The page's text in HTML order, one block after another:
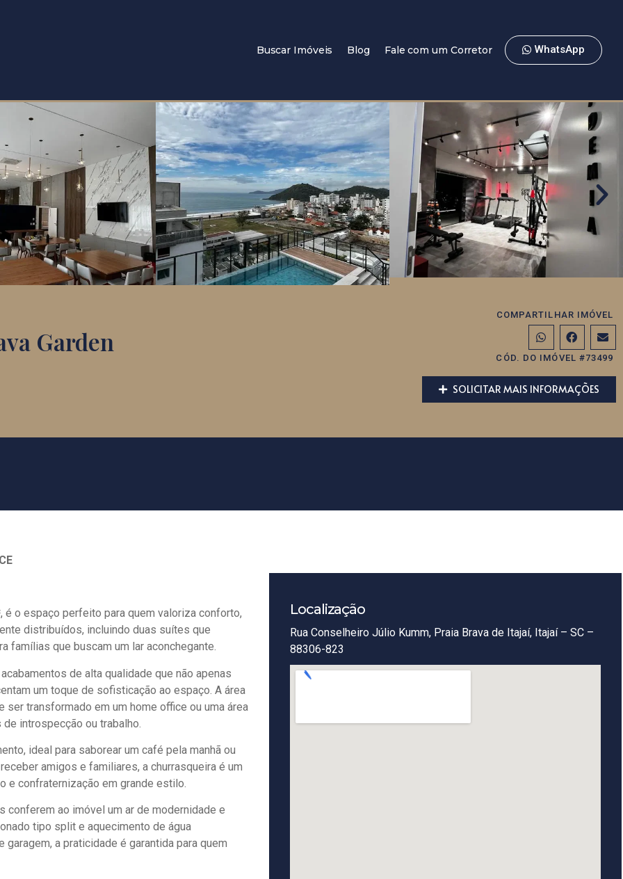
Buscar Imóveis Blog Fale com um Corretor WhatsApp
Garden
COMPARTILHAR IMÓVEL
CÓD. DO IMÓVEL #73499
SOLICITAR MAIS INFORMAÇÕES
é o espaço perfeito para quem valoriza conforto,
distribuídos, incluindo duas suítes que
famílias que buscam um lar aconchegante.
de alta qualidade que não apenas
um toque de sofisticação ao espaço. A área
transformado em um home office ou uma área
introspecção ou trabalho.
ideal para saborear um café pela manhã ou
amigos e familiares, a churrasqueira é um
e confraternização em grande estilo.
ao imóvel um ar de modernidade e
tipo split e aquecimento de água
a praticidade é garantida para quem
Localização
Rua Conselheiro Júlio Kumm, Praia Brava de Itajaí, Itajaí – SC –
88306-823